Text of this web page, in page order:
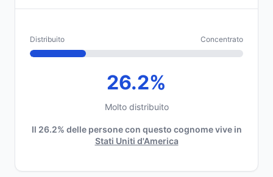
Distribuito Concentrato
26.2%
Molto distribuito
Il 26.2% delle persone con questo cognome vive in
Stati Uniti d'America